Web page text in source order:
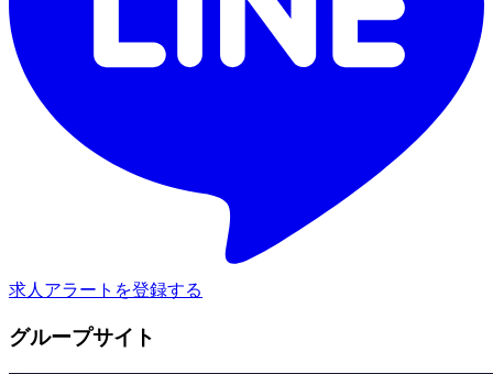
求人アラートを登録する
グループサイト